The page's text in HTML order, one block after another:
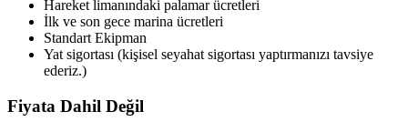
Hareket limanındaki palamar ücretleri
İlk ve son gece marina ücretleri
Standart Ekipman
Yat sigortası (kişisel seyahat sigortası yaptırmanızı tavsiye
ederiz.)
Fiyata Dahil Değil